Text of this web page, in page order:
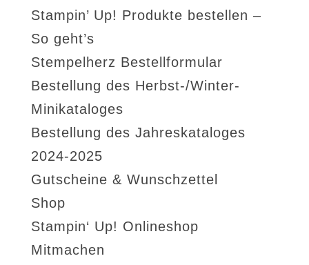
Stampin’ Up! Produkte bestellen –
So geht’s
Stempelherz Bestellformular
Bestellung des Herbst-/Winter-
Minikataloges
Bestellung des Jahreskataloges
2024-2025
Gutscheine & Wunschzettel
Shop
Stampin‘ Up! Onlineshop
Mitmachen